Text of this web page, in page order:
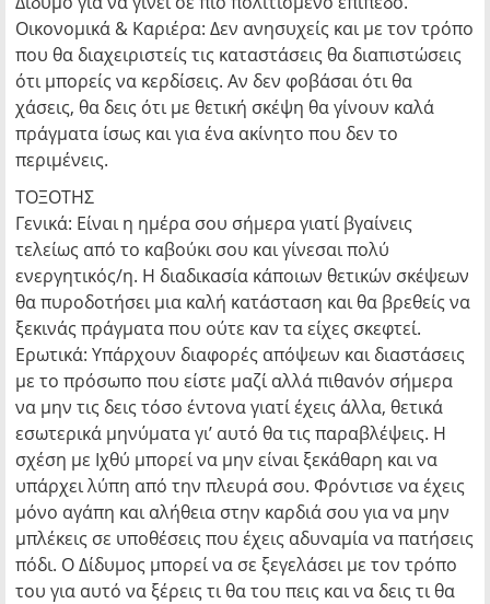
Οικονομικά & Καριέρα: Δεν ανησυχείς και με τον τρόπο
που θα διαχειριστείς τις καταστάσεις θα διαπιστώσεις
ότι μπορείς να κερδίσεις. Αν δεν φοβάσαι ότι θα
χάσεις, θα δεις ότι με θετική σκέψη θα γίνουν καλά
πράγματα ίσως και για ένα ακίνητο που δεν το
περιμένεις.
ΤΟΞΟΤΗΣ
Γενικά: Είναι η ημέρα σου σήμερα γιατί βγαίνεις
τελείως από το καβούκι σου και γίνεσαι πολύ
ενεργητικός/η. Η διαδικασία κάποιων θετικών σκέψεων
θα πυροδοτήσει μια καλή κατάσταση και θα βρεθείς να
ξεκινάς πράγματα που ούτε καν τα είχες σκεφτεί.
Ερωτικά: Υπάρχουν διαφορές απόψεων και διαστάσεις
με το πρόσωπο που είστε μαζί αλλά πιθανόν σήμερα
να μην τις δεις τόσο έντονα γιατί έχεις άλλα, θετικά
εσωτερικά μηνύματα γι’ αυτό θα τις παραβλέψεις. Η
σχέση με Ιχθύ μπορεί να μην είναι ξεκάθαρη και να
υπάρχει λύπη από την πλευρά σου. Φρόντισε να έχεις
μόνο αγάπη και αλήθεια στην καρδιά σου για να μην
μπλέκεις σε υποθέσεις που έχεις αδυναμία να πατήσεις
πόδι. Ο Δίδυμος μπορεί να σε ξεγελάσει με τον τρόπο
του για αυτό να ξέρεις τι θα του πεις και να δεις τι θα